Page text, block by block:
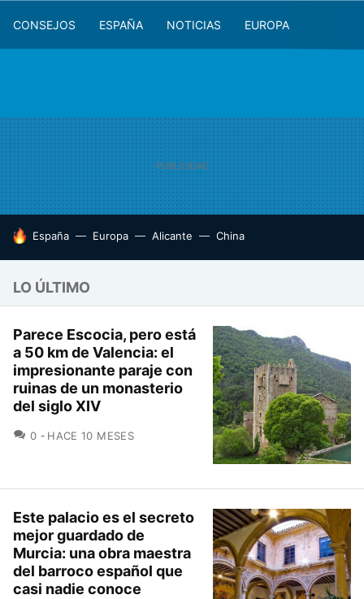
CONSEJOS ESPAÑA NOTICIAS EUROPA
HOY SE HABLA DE
España Europa Alicante China
LO ÚLTIMO
Parece Escocia, pero está
a 50 km de Valencia: el
impresionante paraje con
ruinas de un monasterio
del siglo XIV
0 COMENTARIOS
HACE 10 MESES
Este palacio es el secreto
mejor guardado de
Murcia: una obra maestra
del barroco español que
casi nadie conoce